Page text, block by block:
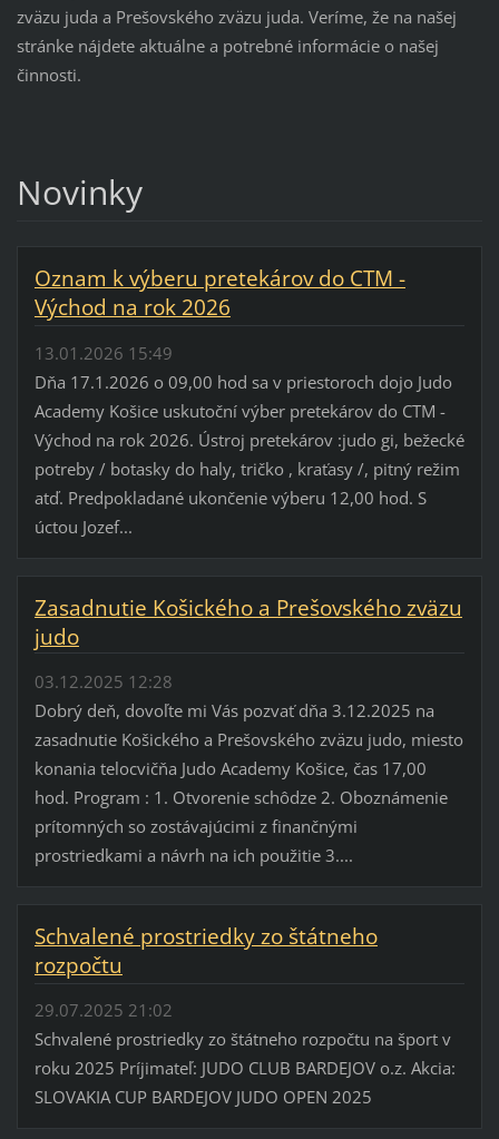
zväzu juda a Prešovského zväzu juda. Veríme, že na našej
stránke nájdete aktuálne a potrebné informácie o našej
činnosti.
Novinky
Oznam k výberu pretekárov do CTM -
Východ na rok 2026
13.01.2026 15:49
Dňa 17.1.2026 o 09,00 hod sa v priestoroch dojo Judo
Academy Košice uskutoční výber pretekárov do CTM -
Východ na rok 2026. Ústroj pretekárov :judo gi, bežecké
potreby / botasky do haly, tričko , kraťasy /, pitný režim
atď. Predpokladané ukončenie výberu 12,00 hod. S
úctou Jozef...
Zasadnutie Košického a Prešovského zväzu
judo
03.12.2025 12:28
Dobrý deň, dovoľte mi Vás pozvať dňa 3.12.2025 na
zasadnutie Košického a Prešovského zväzu judo, miesto
konania telocvičňa Judo Academy Košice, čas 17,00
hod. Program : 1. Otvorenie schôdze 2. Oboznámenie
prítomných so zostávajúcimi z finančnými
prostriedkami a návrh na ich použitie 3....
Schvalené prostriedky zo štátneho
rozpočtu
29.07.2025 21:02
Schvalené prostriedky zo štátneho rozpočtu na šport v
roku 2025 Príjimateľ: JUDO CLUB BARDEJOV o.z. Akcia:
SLOVAKIA CUP BARDEJOV JUDO OPEN 2025